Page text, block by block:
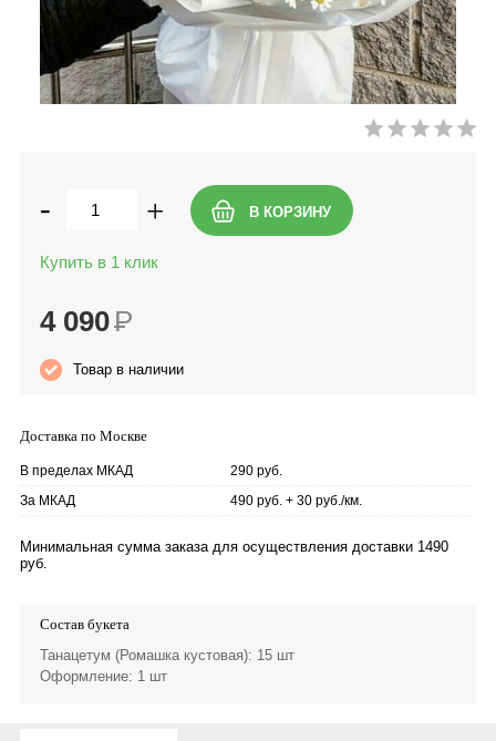
- +
Купить в 1 клик
4 090Р
Товар в наличии
Доставка по Москве
В пределах МКАД
290 руб.
За МКАД
490 руб. + 30 руб./км.
Минимальная сумма заказа для осуществления доставки 1490
руб.
Состав букета
Танацетум (Ромашка кустовая): 15 шт
Оформление: 1 шт